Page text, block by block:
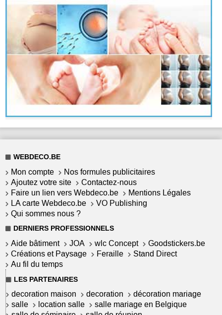
WEBDECO.BE
Mon compte
Nos formules publicitaires
Ajoutez votre site
Contactez-nous
Faire un lien vers Webdeco.be
Mentions Légales
LA carte Webdeco.be
VO Publishing
Qui sommes nous ?
DERNIERS PROFESSIONNELS
Aide bâtiment JOA wlc Concept
Goodstickers.be
Créations et Paysage
Feraille
Stand Direct
Au fil du temps
LES PARTENAIRES
decoration maison decoration
décoration mariage
salle
location salle
salle mariage en Belgique